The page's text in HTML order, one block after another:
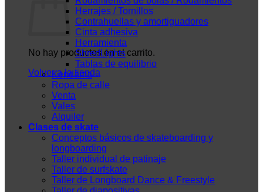
No hay productos en el carrito.
Volver a la tienda
Herrajes / Tornillos
Contrahuellas y amortiguadores
Cinta adhesiva
Herramienta
ShredLights
Tablas de equilibrio
Kendama
Ropa de calle
Venta
Vales
Alquiler
Clases de skate
Conceptos básicos de skateboarding y
longboarding
Taller individual de patinaje
Taller de surfskate
Taller de Longboard Dance & Freestyle